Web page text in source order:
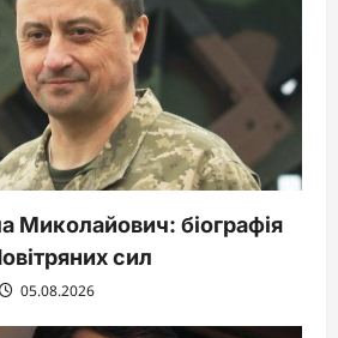
біографія
сил
05.08.2026